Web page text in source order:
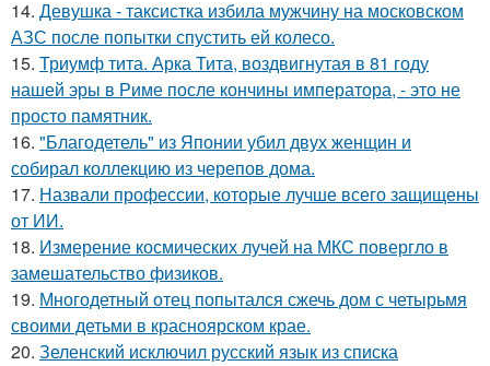
14. Девушка - таксистка избила мужчину на московском
АЗС после попытки спустить ей колесо.
15. Триумф тита. Арка Тита, воздвигнутая в 81 году
нашей эры в Риме после кончины императора, - это не
просто памятник.
16. "Благодетель" из Японии убил двух женщин и
собирал коллекцию из черепов дома.
17. Назвали профессии, которые лучше всего защищены
от ИИ.
18. Измерение космических лучей на МКС повергло в
замешательство физиков.
19. Многодетный отец попытался сжечь дом с четырьмя
своими детьми в красноярском крае.
20. Зеленский исключил русский язык из списка